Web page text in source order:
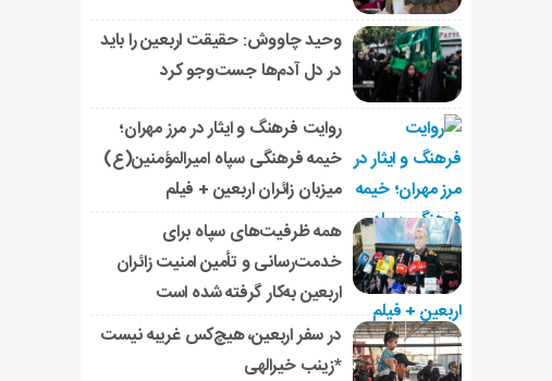
وحید چاووش: حقیقت اربعین را باید
در دل آدم‌ها جست‌وجو کرد
روایت فرهنگ و ایثار در مرز مهران؛
خیمه فرهنگی سپاه امیرالمؤمنین(ع)
میزبان زائران اربعین + فیلم
همه ظرفیت‌های سپاه برای
خدمت‌رسانی و تأمین امنیت زائران
اربعین به‌کار گرفته شده است
در سفر اربعین، هیچ‌کس غریبه نیست
*زینب خیرالهی